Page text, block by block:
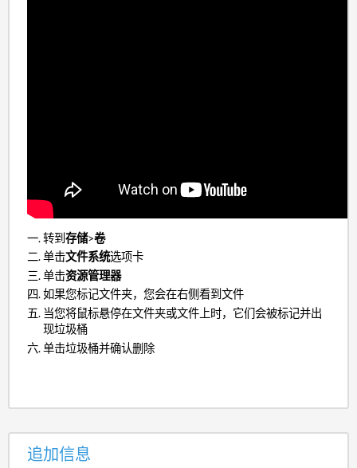
转到存储>卷
单击文件系统选项卡
单击资源管理器
如果您标记文件夹，您会在右侧看到文件
当您将鼠标悬停在文件夹或文件上时，它们会被标记并出
现垃圾桶
单击垃圾桶并确认删除
追加信息